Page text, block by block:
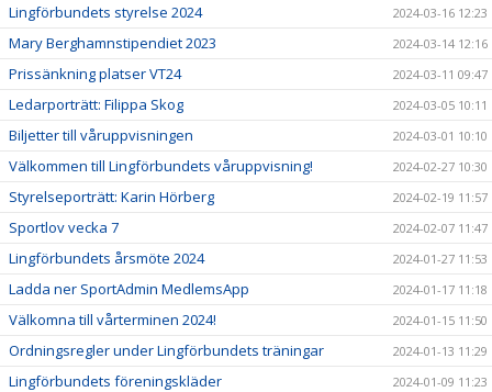
Lingförbundets styrelse 2024 2024-03-16 12:23
Mary Berghamnstipendiet 2023 2024-03-14 12:16
Prissänkning platser VT24 2024-03-11 09:47
Ledarporträtt: Filippa Skog 2024-03-05 10:11
Biljetter till våruppvisningen 2024-03-01 10:10
Välkommen till Lingförbundets våruppvisning! 2024-02-27 10:30
Styrelseporträtt: Karin Hörberg 2024-02-19 11:57
Sportlov vecka 7 2024-02-07 11:47
Lingförbundets årsmöte 2024 2024-01-27 11:53
Ladda ner SportAdmin MedlemsApp 2024-01-17 11:18
Välkomna till vårterminen 2024! 2024-01-15 11:50
Ordningsregler under Lingförbundets träningar 2024-01-13 11:29
Lingförbundets föreningskläder 2024-01-09 11:23